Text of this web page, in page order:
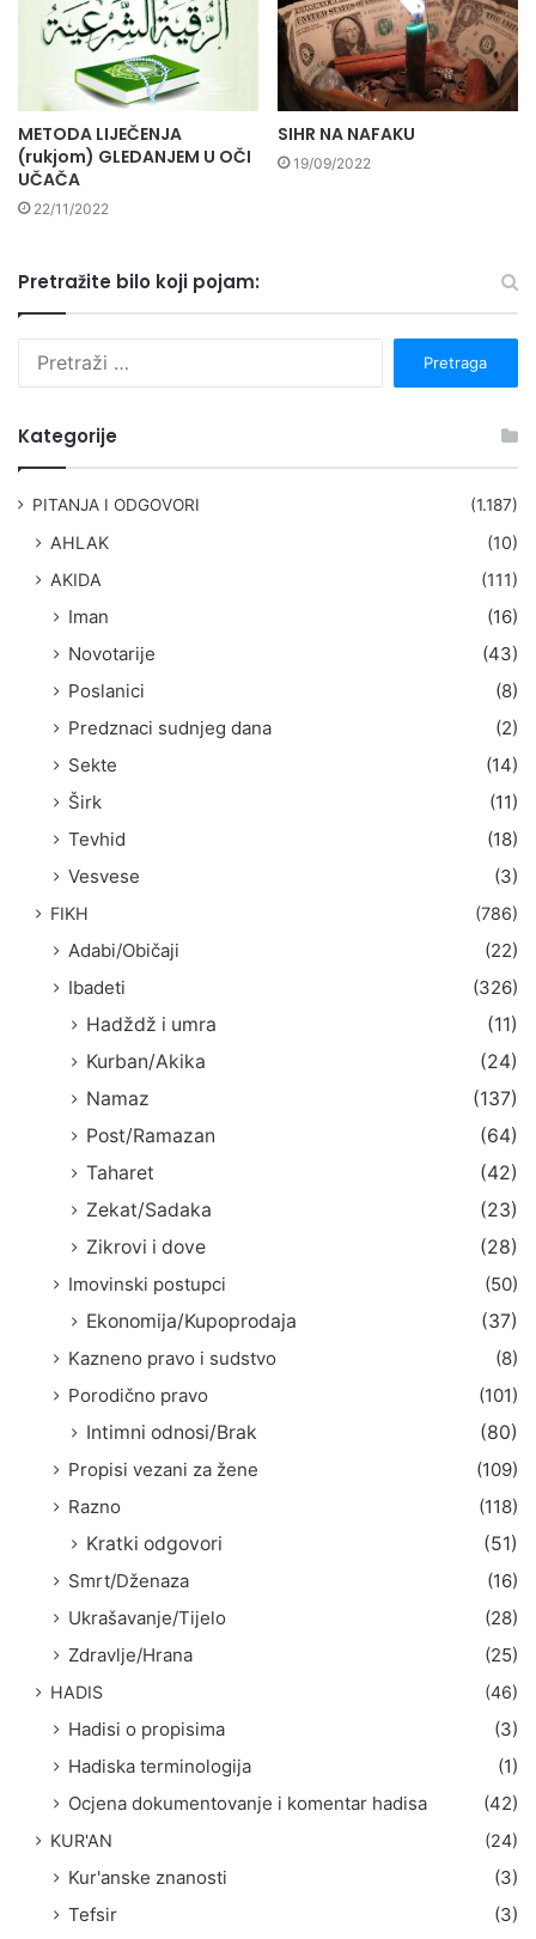
METODA LIJEČENJA
(rukjom) GLEDANJEM U OČI
UČAČA
22/11/2022
SIHR NA NAFAKU
19/09/2022
Pretražite bilo koji pojam:
Kategorije
PITANJA I ODGOVORI (1.187)
AHLAK
(10)
AKIDA
(111)
Iman
(16)
Novotarije
(43)
Poslanici
(8)
Predznaci sudnjeg dana
(2)
Sekte
(14)
Širk
(11)
Tevhid
(18)
Vesvese
(3)
FIKH (786)
Adabi/Običaji
(22)
Ibadeti
(326)
Hadždž i umra
(11)
Kurban/Akika
(24)
Namaz
(137)
Post/Ramazan
(64)
Taharet
(42)
Zekat/Sadaka
(23)
Zikrovi i dove
(28)
Imovinski postupci
(50)
Ekonomija/Kupoprodaja
(37)
Kazneno pravo i sudstvo
(8)
Porodično pravo
(101)
Intimni odnosi/Brak
(80)
Propisi vezani za žene
(109)
Razno
(118)
Kratki odgovori
(51)
Smrt/Dženaza
(16)
Ukrašavanje/Tijelo
(28)
Zdravlje/Hrana
(25)
HADIS (46)
Hadisi o propisima
(3)
Hadiska terminologija
(1)
Ocjena dokumentovanje i komentar hadisa
(42)
KUR'AN (24)
Kur'anske znanosti
(3)
Tefsir
(3)